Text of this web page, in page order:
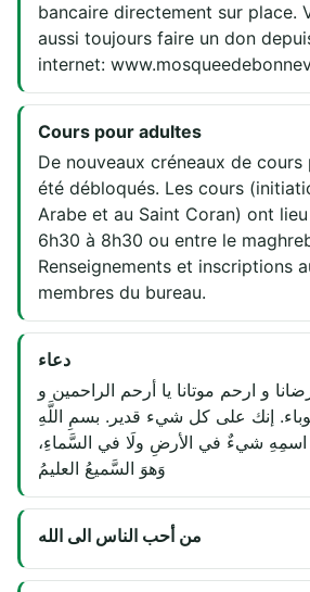
bancaire directement sur place.
aussi toujours faire un don
internet:
Cours pour adultes
De nouveaux créneaux de
été débloqués. Les cours
Arabe et au Saint Coran) ont
6h30 à 8h30 ou entre le
Renseignements et inscriptions
membres du bureau.
دعاء
و ارحم موتانا يا أرحم الراحمين و
إنك على كل شيء قدير. بسمِ اللَّهِ
اسمِهِ شيءٌ في الأرضِ ولَا في السَّماءِ،
وَهوَ السَّميعُ العليمُ
من أحب الناس الى الله